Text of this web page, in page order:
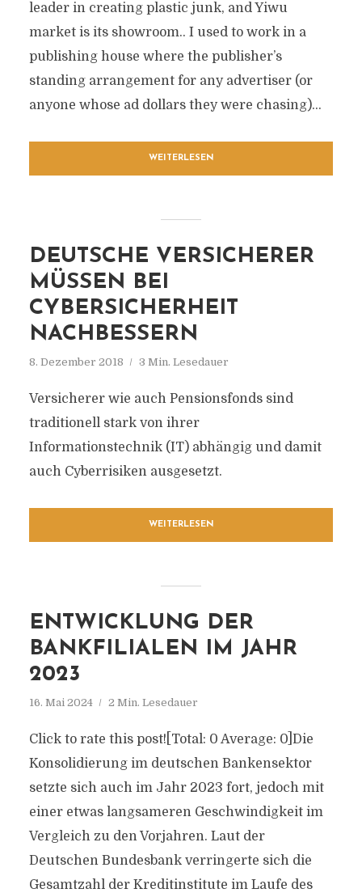
leader in creating plastic junk, and Yiwu
market is its showroom.. I used to work in a
publishing house where the publisher’s
standing arrangement for any advertiser (or
anyone whose ad dollars they were chasing)...
WEITERLESEN
DEUTSCHE VERSICHERER
MÜSSEN BEI
CYBERSICHERHEIT
NACHBESSERN
8. Dezember 2018 3 Min. Lesedauer
Versicherer wie auch Pensionsfonds sind
traditionell stark von ihrer
Informationstechnik (IT) abhängig und damit
auch Cyberrisiken ausgesetzt.
WEITERLESEN
ENTWICKLUNG DER
BANKFILIALEN IM JAHR
2023
16. Mai 2024 2 Min. Lesedauer
Click to rate this post![Total: 0 Average: 0]Die
Konsolidierung im deutschen Bankensektor
setzte sich auch im Jahr 2023 fort, jedoch mit
einer etwas langsameren Geschwindigkeit im
Vergleich zu den Vorjahren. Laut der
Deutschen Bundesbank verringerte sich die
Gesamtzahl der Kreditinstitute im Laufe des